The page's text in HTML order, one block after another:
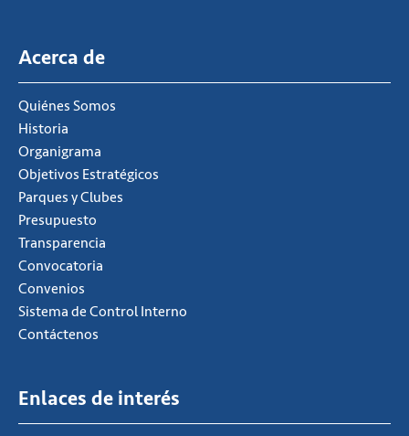
Acerca de
Quiénes Somos
Historia
Organigrama
Objetivos Estratégicos
Parques y Clubes
Presupuesto
Transparencia
Convocatoria
Convenios
Sistema de Control Interno
Contáctenos
Enlaces de interés